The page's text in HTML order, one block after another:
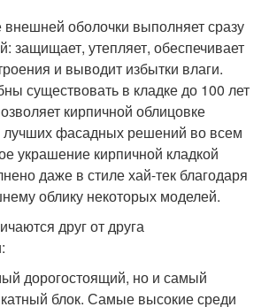
внешней оболочки выполняет сразу
защищает, утепляет, обеспечивает
и выводит избытки влаги.
существовать в кладке до 100 лет
кирпичной облицовке
лучших фасадных решений во всем
украшение кирпичной кладкой
даже в стиле хай-тек благодаря
облику некоторых моделей.
друг от друга
дорогостоящий, но и самый
блок. Самые высокие среди